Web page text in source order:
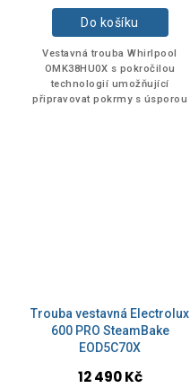
Do košíku
Vestavná trouba Whirlpool
OMK38HU0X s pokročilou
technologií umožňující
připravovat pokrmy s úsporou
Trouba vestavná Electrolux
600 PRO SteamBake
EOD5C70X
12 490 Kč